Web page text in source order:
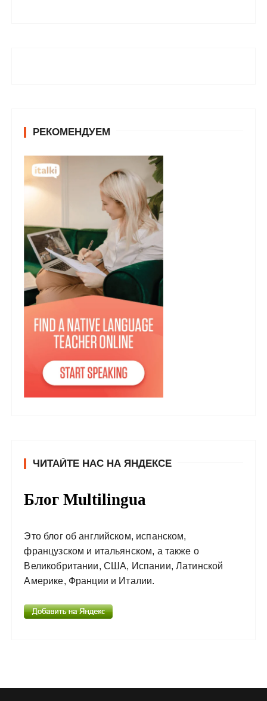
РЕКОМЕНДУЕМ
ЧИТАЙТЕ НАС НА ЯНДЕКСЕ
Блог Multilingua
Это блог об английском, испанском,
французском и итальянском, а также о
Великобритании, США, Испании, Латинской
Америке, Франции и Италии.